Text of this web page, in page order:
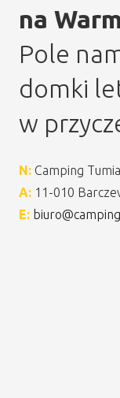
na
Pole
domki
w
N: Camping
A: 11-010
E: